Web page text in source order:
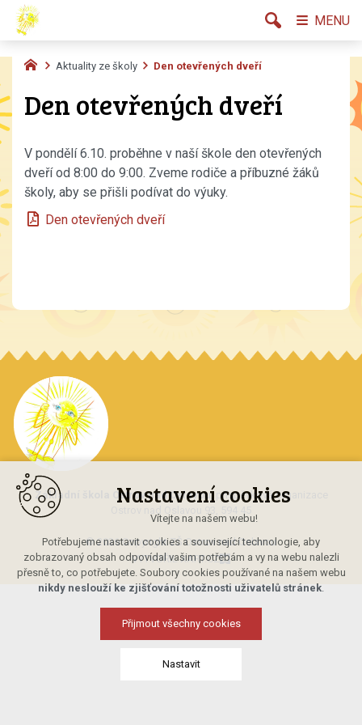
Aktuality ze školy Den otevřených dveří
Den otevřených dveří
V pondělí 6.10. proběhne v naší škole den otevřených
dveří od 8:00 do 9:00. Zveme rodiče a příbuzné žáků
školy, aby se přišli podívat do výuky.
Den otevřených dveří
Základní škola Ostrov nad Oslavou, příspěvková organizace
© 2026 Copyright ZŠ Ostrov nad Oslavou
VYTVOŘIL XART.CZ
MENU
Nastavení cookies
Vítejte na našem webu!
Potřebujeme nastavit cookies a související technologie, aby
zobrazovaný obsah odpovídal vašim potřebám a vy na webu nalezli
přesně to, co potřebujete. Soubory cookies používané na našem webu
nikdy neslouží ke zjišťování totožnosti uživatelů stránek.
Přijmout všechny cookies
Nastavit